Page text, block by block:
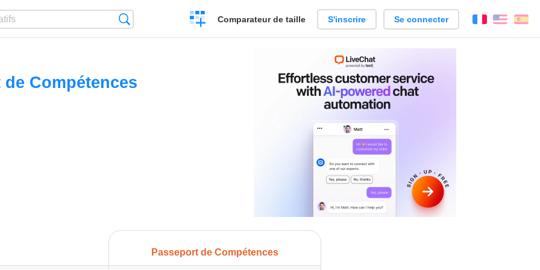
Créer
un
Comparateur de taille S'inscrire Se connecter FrançaisEnglish
Compétences
Passeport de Compétences